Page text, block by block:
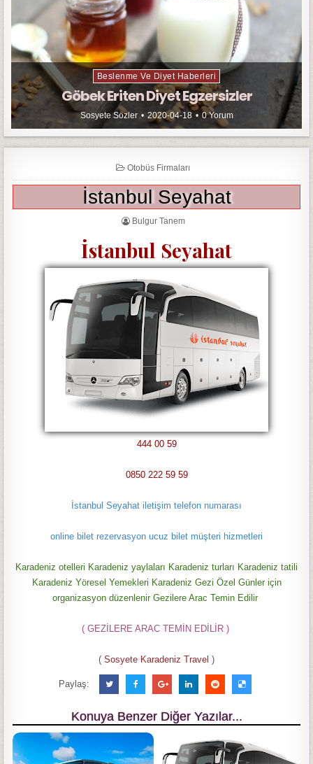
Beslenme Ve Diyet Haberleri
Göbek Eriten Diyet Egzersizler
Sosyete Sözler 2020-04-18 0 Yorum
Otobüs Firmaları
İstanbul Seyahat
Bulgur Tanem
İstanbul Seyahat
444 00 59
0850 222 59 59
İstanbul Seyahat iletişim telefon numarası
online bilet rezervasyon ucuz bilet müşteri hizmetleri
Karadeniz otelleri Karadeniz yaylaları Karadeniz turları Karadeniz tatili
Karadeniz Yöresel Yemekleri Karadeniz Gezi Özel Günler için
organizasyon düzenlenir Gezilere Arac Temin Edilir
( GEZİLERE ARAC TEMİN EDİLİR )
( Sosyete Karadeniz Travel )
Paylaş:
Konuya Benzer Diğer Yazılar...